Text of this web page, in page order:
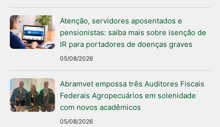
Atenção, servidores aposentados e
pensionistas: saiba mais sobre isenção de
IR para portadores de doenças graves
05/08/2026
Abramvet empossa três Auditores Fiscais
Federais Agropecuários em solenidade
com novos acadêmicos
05/08/2026